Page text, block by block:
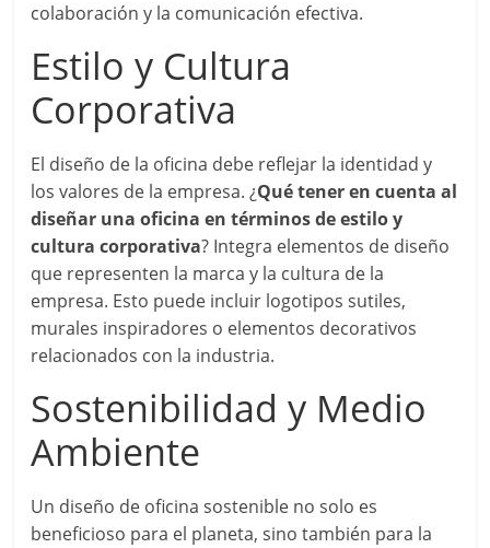
colaboración y la comunicación efectiva.
Estilo y Cultura
Corporativa
El diseño de la oficina debe reflejar la identidad y
los valores de la empresa. ¿Qué tener en cuenta al
diseñar una oficina en términos de estilo y
cultura corporativa? Integra elementos de diseño
que representen la marca y la cultura de la
empresa. Esto puede incluir logotipos sutiles,
murales inspiradores o elementos decorativos
relacionados con la industria.
Sostenibilidad y Medio
Ambiente
Un diseño de oficina sostenible no solo es
beneficioso para el planeta, sino también para la